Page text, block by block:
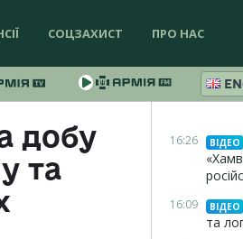
СОЦЗАХИСТ ПРО НАС
добу
та
16:26 ВІДЕО
16:09 ВІДЕО
та